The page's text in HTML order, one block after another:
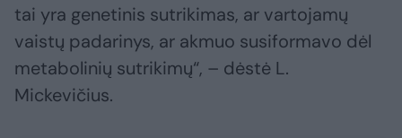
tai yra genetinis sutrikimas, ar vartojamų
vaistų padarinys, ar akmuo susiformavo dėl
metabolinių sutrikimų“, – dėstė L.
Mickevičius.